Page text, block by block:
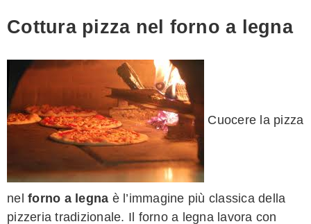
Cottura pizza nel forno a legna
Cuocere la pizza
nel forno a legna è l’immagine più classica della
pizzeria tradizionale. Il forno a legna lavora con